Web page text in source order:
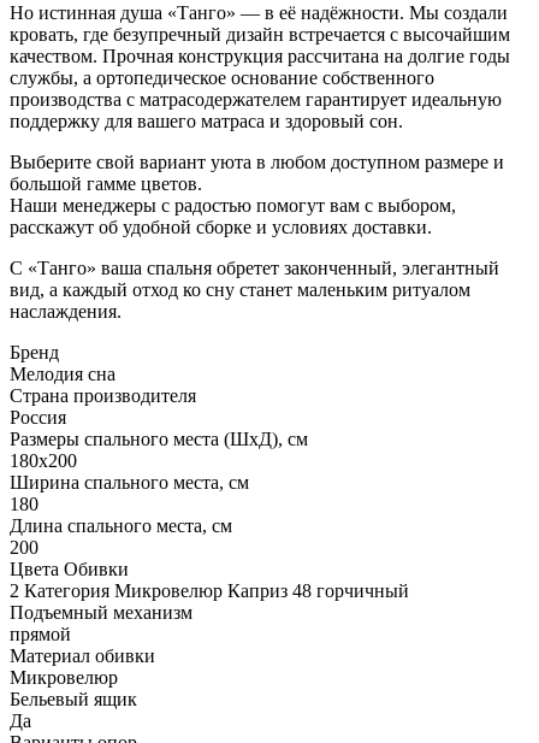
Но истинная душа «Танго» — в её надёжности. Мы создали
кровать, где безупречный дизайн встречается с высочайшим
качеством. Прочная конструкция рассчитана на долгие годы
службы, а ортопедическое основание собственного
производства с матрасодержателем гарантирует идеальную
поддержку для вашего матраса и здоровый сон.
Выберите свой вариант уюта в любом доступном размере и
большой гамме цветов.
Наши менеджеры с радостью помогут вам с выбором,
расскажут об удобной сборке и условиях доставки.
С «Танго» ваша спальня обретет законченный, элегантный
вид, а каждый отход ко сну станет маленьким ритуалом
наслаждения.
Бренд
Мелодия сна
Страна производителя
Россия
Размеры спального места (ШхД), см
180х200
Ширина спального места, см
180
Длина спального места, см
200
Цвета Обивки
2 Категория Микровелюр Каприз 48 горчичный
Подъемный механизм
прямой
Материал обивки
Микровелюр
Бельевый ящик
Да